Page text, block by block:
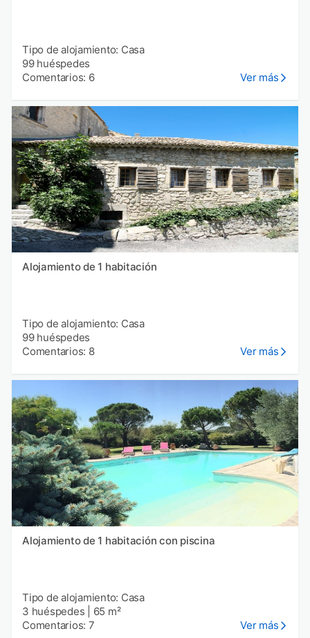
Tipo de alojamiento: Casa
99 huéspedes
Comentarios: 6
Ver más
Alojamiento de 1 habitación
Tipo de alojamiento: Casa
99 huéspedes
Comentarios: 8
Ver más
Alojamiento de 1 habitación con piscina
Tipo de alojamiento: Casa
3 huéspedes
65 m²
Comentarios: 7
Ver más